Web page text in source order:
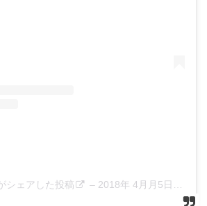
シェアした投稿 – 2018年 4月月5日午後11時48分PDT